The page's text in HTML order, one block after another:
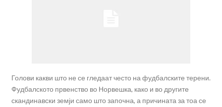
Голови какви што не се гледаат често на фудбалските терени.
Фудбалското првенство во Норвешка, како и во другите
скандинавски земји само што започна, а причината за тоа се